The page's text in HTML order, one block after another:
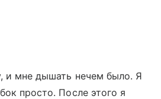
и мне дышать нечем было. Я
просто. После этого я